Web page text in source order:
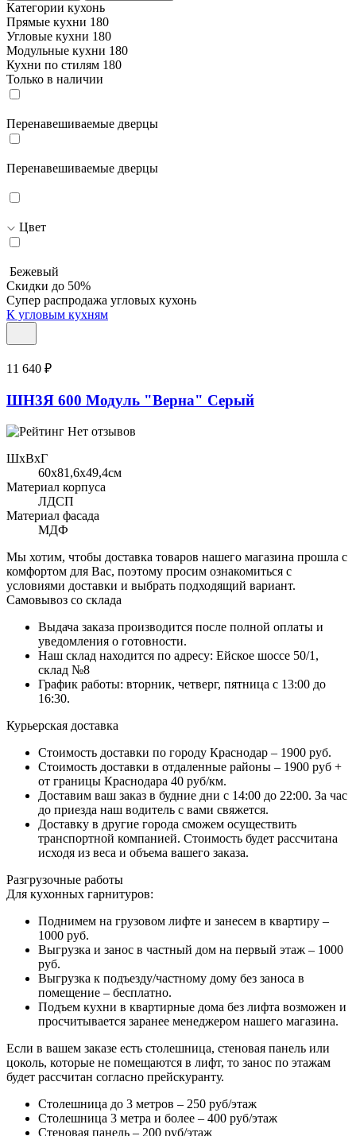
Категории кухонь
Прямые кухни 180
Угловые кухни 180
Модульные кухни 180
Кухни по стилям 180
Только в наличии
Перенавешиваемые дверцы
Перенавешиваемые дверцы
Цвет
Бежевый
Скидки до 50%
Супер распродажа угловых кухонь
К угловым кухням
11 640 ₽
ШН3Я 600 Модуль "Верна" Серый
Нет отзывов
ШхВхГ
60x81,6х49,4см
Материал корпуса
ЛДСП
Материал фасада
МДФ
Мы хотим, чтобы доставка товаров нашего магазина прошла с
комфортом для Вас, поэтому просим ознакомиться с
условиями доставки и выбрать подходящий вариант.
Самовывоз со склада
Выдача заказа производится после полной оплаты и
уведомления о готовности.
Наш склад находится по адресу: Ейское шоссе 50/1,
склад №8
График работы: вторник, четверг, пятница с 13:00 до
16:30.
Курьерская доставка
Стоимость доставки по городу Краснодар – 1900 руб.
Стоимость доставки в отдаленные районы – 1900 руб +
от границы Краснодара 40 руб/км.
Доставим ваш заказ в будние дни с 14:00 до 22:00. За час
до приезда наш водитель с вами свяжется.
Доставку в другие города сможем осуществить
транспортной компанией. Стоимость будет рассчитана
исходя из веса и объема вашего заказа.
Разгрузочные работы
Для кухонных гарнитуров:
Поднимем на грузовом лифте и занесем в квартиру –
1000 руб.
Выгрузка и занос в частный дом на первый этаж – 1000
руб.
Выгрузка к подъезду/частному дому без заноса в
помещение – бесплатно.
Подъем кухни в квартирные дома без лифта возможен и
просчитывается заранее менеджером нашего магазина.
Если в вашем заказе есть столешница, стеновая панель или
цоколь, которые не помещаются в лифт, то занос по этажам
будет рассчитан согласно прейскуранту.
Столешница до 3 метров – 250 руб/этаж
Столешница 3 метра и более – 400 руб/этаж
Стеновая панель – 200 руб/этаж